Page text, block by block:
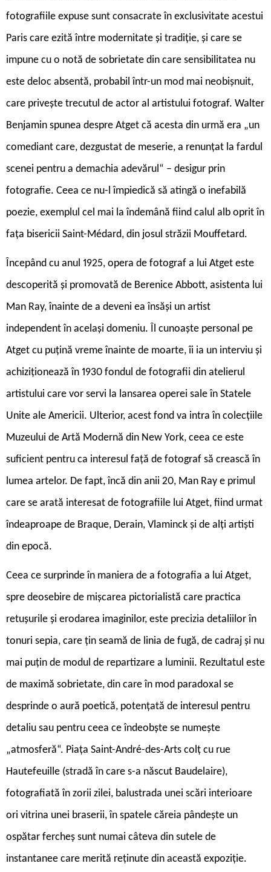
fotografiile expuse sunt consacrate în exclusivitate acestui
Paris care ezită între modernitate și tradiție, și care se
impune cu o notă de sobrietate din care sensibilitatea nu
este deloc absentă, probabil într-un mod mai neobișnuit,
care privește trecutul de actor al artistului fotograf. Walter
Benjamin spunea despre Atget că acesta din urmă era „un
comediant care, dezgustat de meserie, a renunțat la fardul
scenei pentru a demachia adevărul“ – desigur prin
fotografie. Ceea ce nu-l împiedică să atingă o inefabilă
poezie, exemplul cel mai la îndemână fiind calul alb oprit în
fața bisericii Saint-Médard, din josul străzii Mouffetard.
Începând cu anul 1925, opera de fotograf a lui Atget este
descoperită și promovată de Berenice Abbott, asistenta lui
Man Ray, înainte de a deveni ea însăși un artist
independent în același domeniu. Îl cunoaște personal pe
Atget cu puțină vreme înainte de moarte, îi ia un interviu și
achiziționează în 1930 fondul de fotografii din atelierul
artistului care vor servi la lansarea operei sale în Statele
Unite ale Americii. Ulterior, acest fond va intra în colecțiile
Muzeului de Artă Modernă din New York, ceea ce este
suficient pentru ca interesul față de fotograf să crească în
lumea artelor. De fapt, încă din anii 20, Man Ray e primul
care se arată interesat de fotografiile lui Atget, fiind urmat
îndeaproape de Braque, Derain, Vlaminck și de alți artiști
din epocă.
Ceea ce surprinde în maniera de a fotografia a lui Atget,
spre deosebire de mișcarea pictorialistă care practica
retușurile și erodarea imaginilor, este precizia detaliilor în
tonuri sepia, care țin seamă de linia de fugă, de cadraj și nu
mai puțin de modul de repartizare a luminii. Rezultatul este
de maximă sobrietate, din care în mod paradoxal se
desprinde o aură poetică, potențată de interesul pentru
detaliu sau pentru ceea ce îndeobște se numește
„atmosferă“. Piața Saint-André-des-Arts colț cu rue
Hautefeuille (stradă în care s-a născut Baudelaire),
fotografiată în zorii zilei, balustrada unei scări interioare
ori vitrina unei braserii, în spatele căreia pândește un
ospătar fercheș sunt numai câteva din sutele de
instantanee care merită reținute din această expoziție.